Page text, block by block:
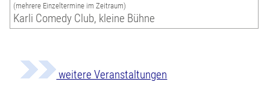
(mehrere Einzeltermine im Zeitraum)
Karli Comedy Club, kleine Bühne
weitere Veranstaltungen